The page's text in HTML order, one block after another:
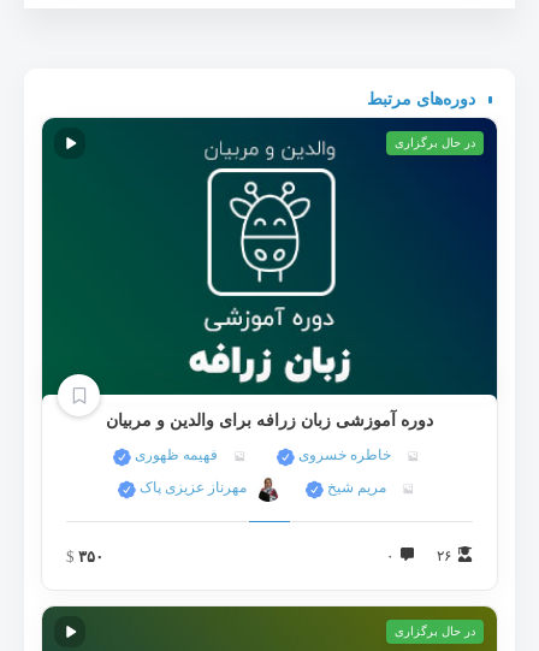
دوره‌های مرتبط
در حال برگزاری
دوره آموزشی زبان زرافه برای والدین و مربیان
خاطره خسروی
فهیمه ظهوری
مریم شیخ
مهرناز عزیزی پاک
۲۶ ۰ ۳۵۰ $
در حال برگزاری